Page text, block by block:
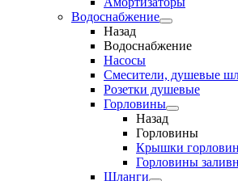
Водоснабжение
Назад
Водоснабжение
Насосы
Смесители, душевые
Розетки душевые
Горловины
Назад
Горловины
Крышки горловин
Горловины
Шланги